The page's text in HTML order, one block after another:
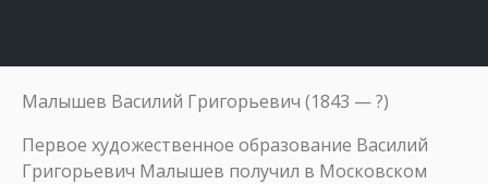
Малышев Василий Григорьевич (1843 — ?)
Первое художественное образование Василий
Григорьевич Малышев получил в Московском